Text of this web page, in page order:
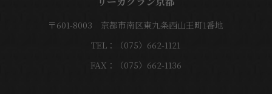
〒601-8003 京都市南区東九条西山王町1番地
TEL：（075）662-1121
FAX：（075）662-1136